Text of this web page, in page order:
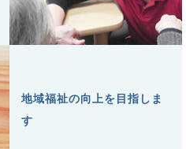
地域福祉の向上を目指しま
す